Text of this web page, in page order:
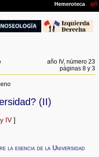
año IV, número 23
páginas 8 y 3
(II)
y IV]
la esencia de la Universidad